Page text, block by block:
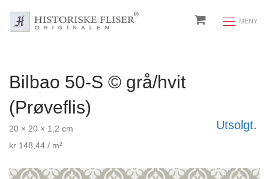
Bilbao 50-S © grå/hvit
(Prøveflis)
Utsolgt.
20 × 20 × 1,2 cm
kr 148,44 / m²